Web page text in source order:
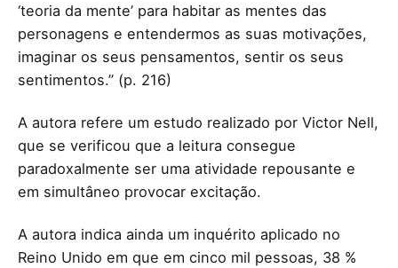
‘teoria da mente’ para habitar as mentes das
personagens e entendermos as suas motivações,
imaginar os seus pensamentos, sentir os seus
sentimentos.” (p. 216)
A autora refere um estudo realizado por Victor Nell,
que se verificou que a leitura consegue
paradoxalmente ser uma atividade repousante e
em simultâneo provocar excitação.
A autora indica ainda um inquérito aplicado no
Reino Unido em que em cinco mil pessoas, 38 %